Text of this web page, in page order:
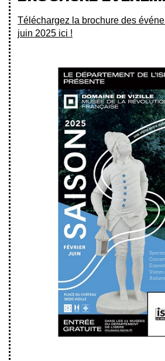
Téléchargez la brochure des
juin 2025 ici !